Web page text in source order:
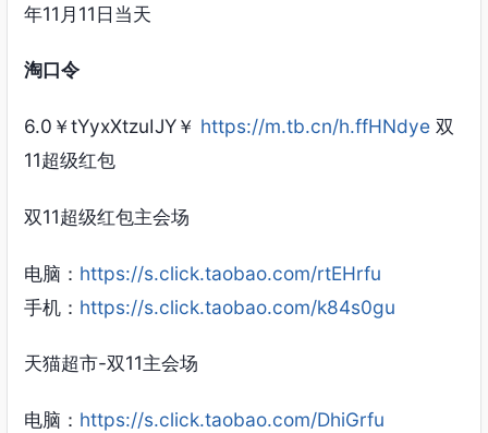
年11月11日当天
淘口令
6.0￥tYyxXtzuIJY￥ https://m.tb.cn/h.ffHNdye双
11超级红包
双11超级红包主会场
电脑： https://s.click.taobao.com/rtEHrfu
手机： https://s.click.taobao.com/k84s0gu
天猫超市-双11主会场
电脑： https://s.click.taobao.com/DhiGrfu